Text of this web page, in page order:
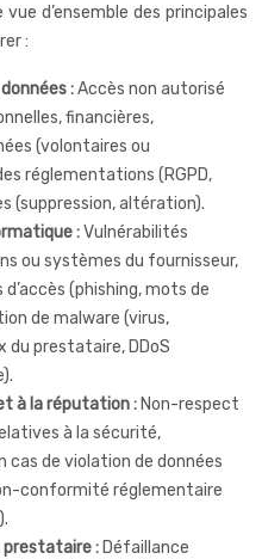
d’ensemble des principales
:
:Accès non autorisé
financières,
(volontaires ou
réglementations (RGPD,
(suppression, altération).
:Vulnérabilités
ou systèmes du fournisseur,
(phishing, mots de
de malware (virus,
du prestataire, DDoS
à la réputation : Non-respect
à la sécurité,
cas de violation de données
conformité réglementaire
prestataire : Défaillance